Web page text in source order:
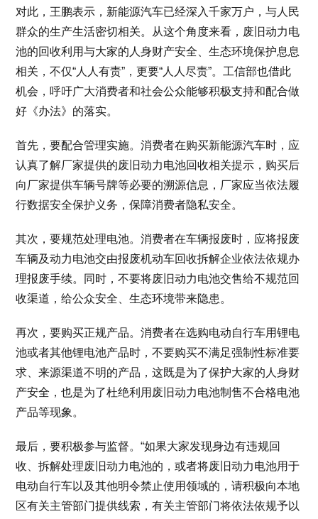
对此，王鹏表示，新能源汽车已经深入千家万户，与人民
群众的生产生活密切相关。从这个角度来看，废旧动力电
池的回收利用与大家的人身财产安全、生态环境保护息息
相关，不仅“人人有责”，更要“人人尽责”。工信部也借此
机会，呼吁广大消费者和社会公众能够积极支持和配合做
好《办法》的落实。
首先，要配合管理实施。消费者在购买新能源汽车时，应
认真了解厂家提供的废旧动力电池回收相关提示，购买后
向厂家提供车辆号牌等必要的溯源信息，厂家应当依法履
行数据安全保护义务，保障消费者隐私安全。
其次，要规范处理电池。消费者在车辆报废时，应将报废
车辆及动力电池交由报废机动车回收拆解企业依法依规办
理报废手续。同时，不要将废旧动力电池交售给不规范回
收渠道，给公众安全、生态环境带来隐患。
再次，要购买正规产品。消费者在选购电动自行车用锂电
池或者其他锂电池产品时，不要购买不满足强制性标准要
求、来源渠道不明的产品，这既是为了保护大家的人身财
产安全，也是为了杜绝利用废旧动力电池制售不合格电池
产品等现象。
最后，要积极参与监督。“如果大家发现身边有违规回
收、拆解处理废旧动力电池的，或者将废旧动力电池用于
电动自行车以及其他明令禁止使用领域的，请积极向本地
区有关主管部门提供线索，有关主管部门将依法依规予以